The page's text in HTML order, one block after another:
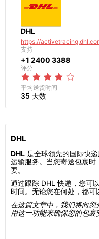
DHL
https://
支持
+1 2400 3388
评分
平均送货时间
35 天数
DHL
DHL 是全球领先的国际快
运输服务。当您寄送包裹
要。
通过跟踪 DHL 快递，您可
时间。无论您在何处，都可
在这篇文章中，我们将向
用这一功能来确保您的包裹